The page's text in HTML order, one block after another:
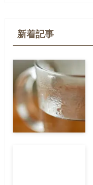
新着記事